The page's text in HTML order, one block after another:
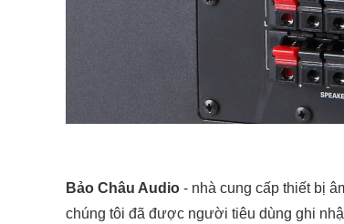
Bảo Châu Audio - nhà cung cấp thiết bị
chúng tôi đã được người tiêu dùng ghi